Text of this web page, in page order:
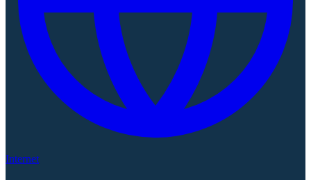
Internet